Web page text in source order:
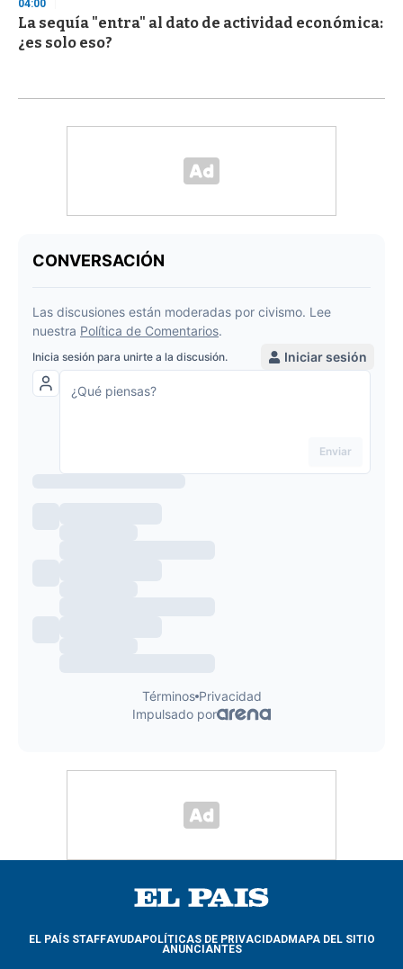
04:00
La sequía "entra" al dato de actividad económica:
¿es solo eso?
EL PAÍS STAFFAYUDAPOLÍTICAS DE PRIVACIDADMAPA DEL SITIO
ANUNCIANTES